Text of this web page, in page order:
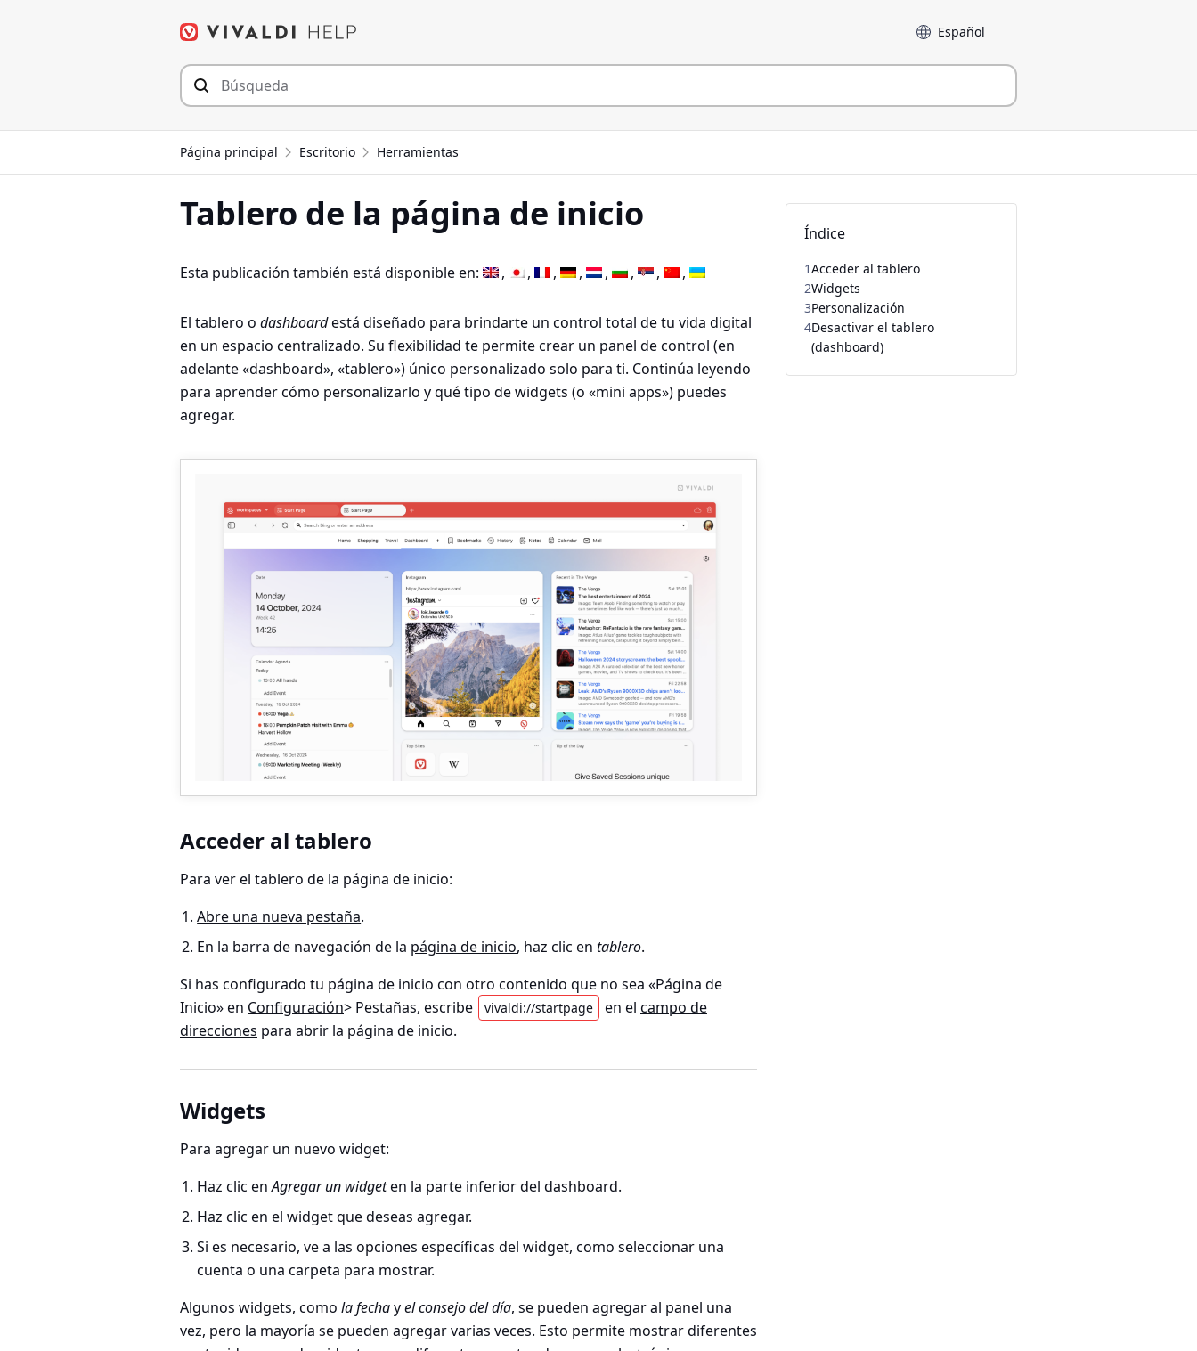
Language
Página principal Escritorio Herramientas
Tablero de la página de inicio
Esta publicación también está disponible en:
El tablero o dashboardestá diseñado para brindarte un control total de tu vida digital
en un espacio centralizado. Su flexibilidad te permite crear un panel de control (en
adelante «dashboard», «tablero») único personalizado solo para ti. Continúa leyendo
para aprender cómo personalizarlo y qué tipo de widgets (o «mini apps») puedes
agregar.
Acceder al tablero
Para ver el tablero de la página de inicio:
Abre una nueva pestaña.
En la barra de navegación de la página de inicio, haz clic entablero.
Si has configurado tu página de inicio con otro contenido que no sea «Página de
Inicio» en Configuración> Pestañas, escribe vivaldi://startpage en el campo de
direcciones para abrir la página de inicio.
Widgets
Para agregar un nuevo widget:
Haz clic enAgregar un widgeten la parte inferior del dashboard.
Haz clic en el widget que deseas agregar.
Si es necesario, ve a las opciones específicas del widget, como seleccionar una
cuenta o una carpeta para mostrar.
Algunos widgets, como la fechayel consejo del día, se pueden agregar al panel una
vez, pero la mayoría se pueden agregar varias veces. Esto permite mostrar diferentes
Índice
1Acceder al tablero
2Widgets
3Personalización
4Desactivar el tablero
(dashboard)